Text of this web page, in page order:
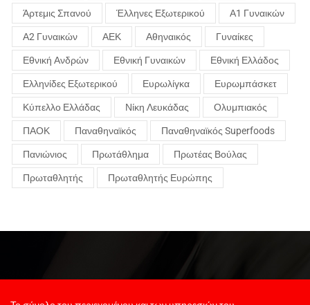
Άρτεμις Σπανού Έλληνες Εξωτερικού Α1 Γυναικών
Α2 Γυναικών ΑΕΚ Αθηναικός Γυναίκες
Εθνική Ανδρών Εθνική Γυναικών Εθνική Ελλάδος
Ελληνίδες Εξωτερικού Ευρωλίγκα Ευρωμπάσκετ
Κύπελλο Ελλάδας Νίκη Λευκάδας Ολυμπιακός
ΠΑΟΚ Παναθηναϊκός Παναθηναϊκός Superfoods
Πανιώνιος Πρωτάθλημα Πρωτέας Βούλας
Πρωταθλητής Πρωταθλητής Ευρώπης